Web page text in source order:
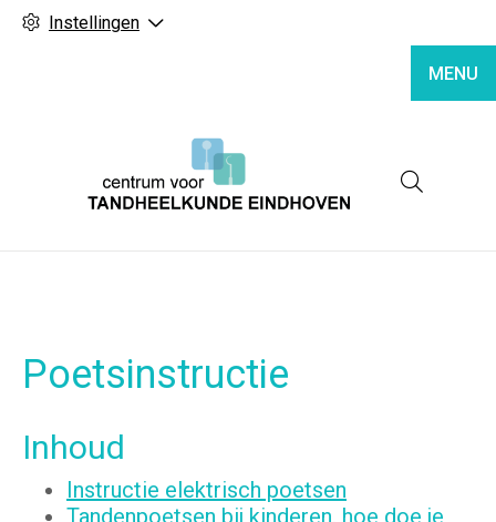
Instellingen
MENU
Poetsinstructie
Inhoud
Instructie elektrisch poetsen